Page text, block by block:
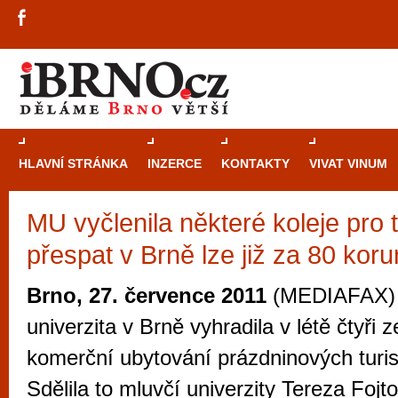
HLAVNÍ STRÁNKA INZERCE KONTAKTY VIVAT VINUM
MU vyčlenila některé koleje pro
přespat v Brně lze již za 80
Brno, 27. července 2011
univerzita v Brně vyhradila v létě čtyři
komerční ubytování prázdninových
Sdělila to mluvčí univerzity Tereza
Průvodce
Brně: Od
Brno je
zajímavé
restaurace,
Mimo jiné je ale také místem, kde si